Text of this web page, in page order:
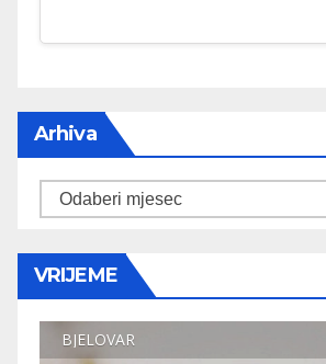
Arhiva
Arhiva
VRIJEME
BJELOVAR